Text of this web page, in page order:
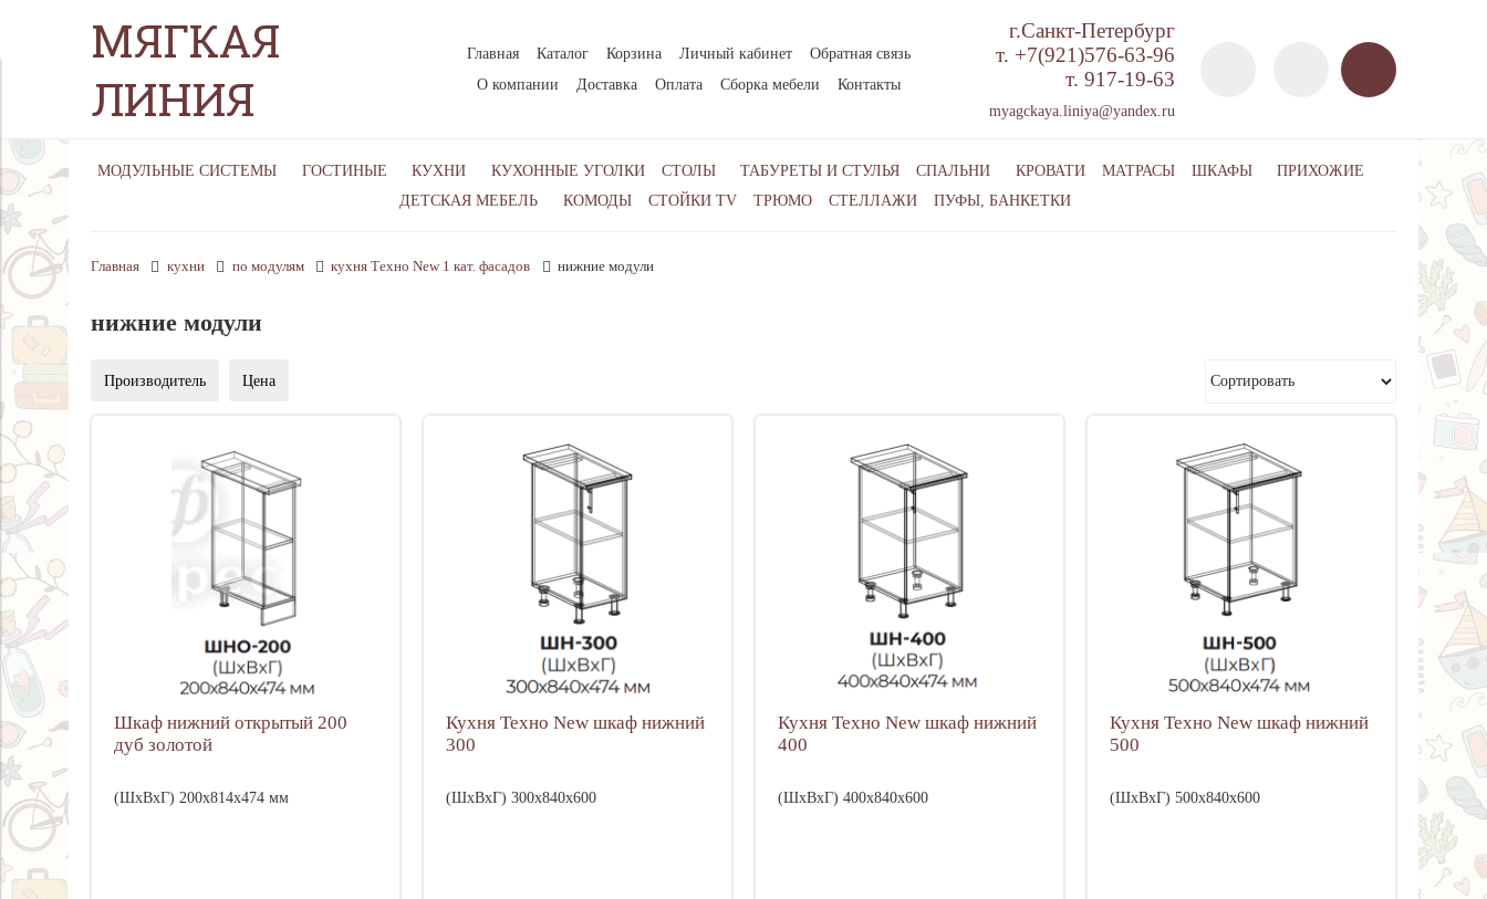
МЯГКАЯ
ЛИНИЯ
Главная Каталог Корзина Личный кабинет
Обратная связь
О компании
Доставка Оплата Сборка мебели Контакты
г.Санкт-Петербург
т. +7(921)576-63-96
т. 917-19-63
myagckaya.liniya@yandex.ru
МОДУЛЬНЫЕ СИСТЕМЫ ГОСТИНЫЕ КУХНИ КУХОННЫЕ УГОЛКИ СТОЛЫ ТАБУРЕТЫ И СТУЛЬЯ СПАЛЬНИ КРОВАТИ МАТРАСЫ ШКАФЫ
ПРИХОЖИЕ
ДЕТСКАЯ МЕБЕЛЬ
КОМОДЫ СТОЙКИ TV ТРЮМО СТЕЛЛАЖИ ПУФЫ, БАНКЕТКИ
Главная кухни по модулям кухня Техно New 1 кат. фасадов нижние модули
нижние модули
Производитель Цена
Шкаф нижний открытый 200
дуб золотой
(ШхВхГ) 200х814х474 мм
Кухня Техно New шкаф нижний
300
(ШхВхГ) 300х840х600
Кухня Техно New шкаф нижний
400
(ШхВхГ) 400х840х600
Кухня Техно New шкаф нижний
500
(ШхВхГ) 500х840х600